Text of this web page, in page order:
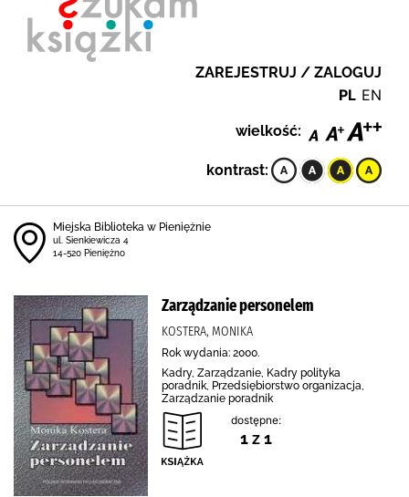
ZAREJESTRUJ / ZALOGUJ
PL EN
wielkość:
kontrast:
Miejska Biblioteka w Pieniężnie
ul. Sienkiewicza 4
14-520 Pieniężno
Zarządzanie personelem
KOSTERA, MONIKA
Rok wydania: 2000.
Kadry, Zarządzanie, Kadry polityka
poradnik, Przedsiębiorstwo organizacja,
Zarządzanie poradnik
dostępne:
1 z 1